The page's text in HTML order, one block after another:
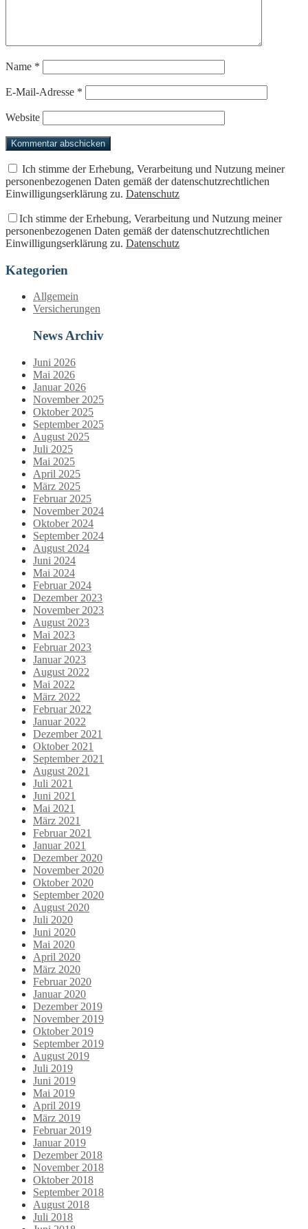
Name *
E-Mail-Adresse *
Website
Ich stimme der Erhebung, Verarbeitung und Nutzung meiner
personenbezogenen Daten gemäß der datenschutzrechtlichen
Einwilligungserklärung zu. Datenschutz
Ich stimme der Erhebung, Verarbeitung und Nutzung meiner
personenbezogenen Daten gemäß der datenschutzrechtlichen
Einwilligungserklärung zu. Datenschutz
Kategorien
Allgemein
Versicherungen
News Archiv
Juni 2026
Mai 2026
Januar 2026
November 2025
Oktober 2025
September 2025
August 2025
Juli 2025
Mai 2025
April 2025
März 2025
Februar 2025
November 2024
Oktober 2024
September 2024
August 2024
Juni 2024
Mai 2024
Februar 2024
Dezember 2023
November 2023
August 2023
Mai 2023
Februar 2023
Januar 2023
August 2022
Mai 2022
März 2022
Februar 2022
Januar 2022
Dezember 2021
Oktober 2021
September 2021
August 2021
Juli 2021
Juni 2021
Mai 2021
März 2021
Februar 2021
Januar 2021
Dezember 2020
November 2020
Oktober 2020
September 2020
August 2020
Juli 2020
Juni 2020
Mai 2020
April 2020
März 2020
Februar 2020
Januar 2020
Dezember 2019
November 2019
Oktober 2019
September 2019
August 2019
Juli 2019
Juni 2019
Mai 2019
April 2019
März 2019
Februar 2019
Januar 2019
Dezember 2018
November 2018
Oktober 2018
September 2018
August 2018
Juli 2018